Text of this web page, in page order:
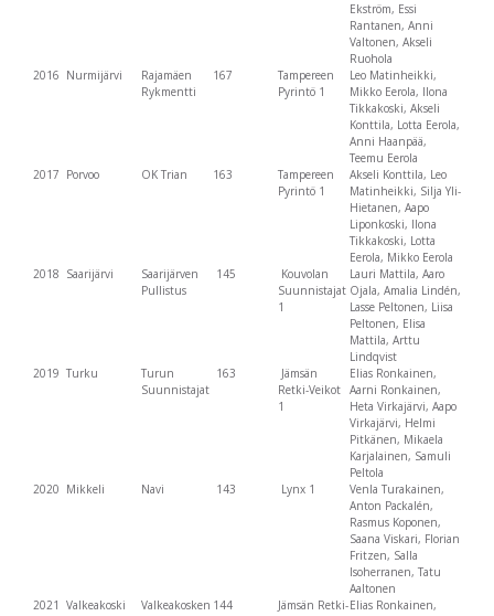
Ekström, Essi
Rantanen, Anni
Valtonen, Akseli
Ruohola
2016 Nurmijärvi
Rajamäen
Rykmentti
167
Tampereen
Pyrintö 1
Leo Matinheikki,
Mikko Eerola, Ilona
Tikkakoski, Akseli
Konttila, Lotta Eerola,
Anni Haanpää,
Teemu Eerola
2017 Porvoo OK Trian 163
Tampereen
Pyrintö 1
Akseli Konttila, Leo
Matinheikki, Silja Yli-
Hietanen, Aapo
Liponkoski, Ilona
Tikkakoski, Lotta
Eerola, Mikko Eerola
2018 Saarijärvi
Saarijärven
Pullistus
145
Kouvolan
Suunnistajat
1
Lauri Mattila, Aaro
Ojala, Amalia Lindén,
Lasse Peltonen, Liisa
Peltonen, Elisa
Mattila, Arttu
Lindqvist
2019 Turku
Turun
Suunnistajat
163
Jämsän
Retki-Veikot
1
Elias Ronkainen,
Aarni Ronkainen,
Heta Virkajärvi, Aapo
Virkajärvi, Helmi
Pitkänen, Mikaela
Karjalainen, Samuli
Peltola
2020 Mikkeli Navi 143 Lynx 1
Venla Turakainen,
Anton Packalén,
Rasmus Koponen,
Saana Viskari, Florian
Fritzen, Salla
Isoherranen, Tatu
Aaltonen
2021 Valkeakoski
Valkeakosken 144
Jämsän Retki-Elias Ronkainen,